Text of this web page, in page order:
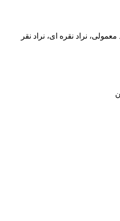
معمولی، نراد نقره ای، نراد نقر